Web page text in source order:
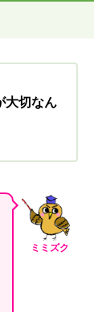
大切なん
ミミズク